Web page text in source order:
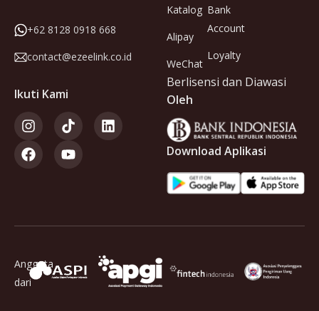
+62 8128 0918 668
contact@ezeelink.co.id
Ikuti Kami
Katalog
Alipay
WeChat
Bank
Account
Loyalty
Berlisensi dan Diawasi
Oleh
Download Aplikasi
Anggota
dari